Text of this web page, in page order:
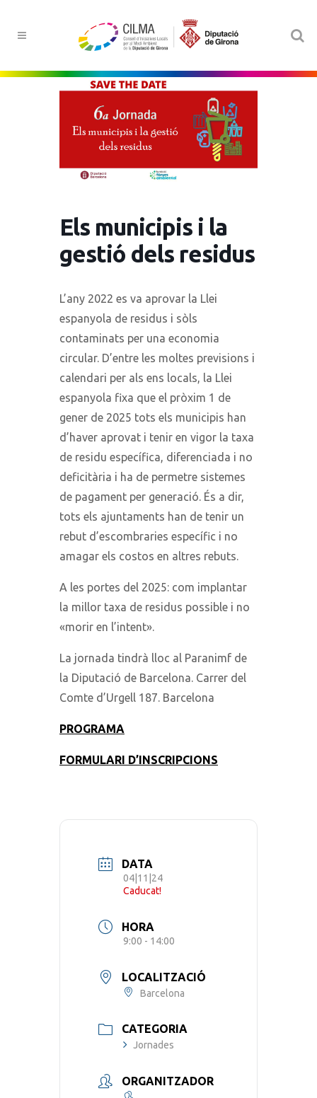
Els municipis i la
gestió dels residus
L’any 2022 es va aprovar la Llei
espanyola de residus i sòls
contaminats per una economia
circular. D’entre les moltes previsions i
calendari per als ens locals, la Llei
espanyola fixa que el pròxim 1 de
gener de 2025 tots els municipis han
d’haver aprovat i tenir en vigor la taxa
de residu específica, diferenciada i no
deficitària i ha de permetre sistemes
de pagament per generació. És a dir,
tots els ajuntaments han de tenir un
rebut d’escombraries específic i no
amagar els costos en altres rebuts.
A les portes del 2025: com implantar
la millor taxa de residus possible i no
«morir en l’intent».
La jornada tindrà lloc al Paranimf de
la Diputació de Barcelona. Carrer del
Comte d’Urgell 187. Barcelona
PROGRAMA
FORMULARI D’INSCRIPCIONS
DATA
04|11|24
Caducat!
HORA
9:00 - 14:00
LOCALITZACIÓ
Barcelona
CATEGORIA
Jornades
ORGANITZADOR